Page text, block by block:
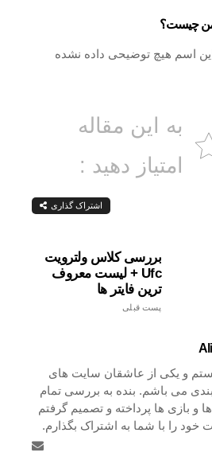
چیست؟
این اسم هیچ توضیحی داده نشده
به این مقاله
امتیاز دهید :
اشتراک گذاری
بررسی کلاس ولترویت
Ufc + لیست معروف
ترین فایتر ها
پست قبلی
و یکی از عاشقان سایت های
می باشم. بنده به بررسی تمام
و بازی ها پرداخته و تصمیم گرفتم
خود را با شما به اشتراک بگذارم.